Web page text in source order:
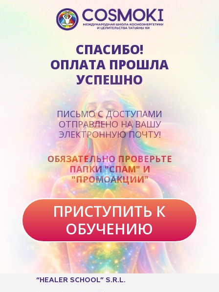
СПАСИБО!
ОПЛАТА ПРОШЛА
УСПЕШНО
ПИСЬМО С ДОСТУПАМИ
ОТПРАВЛЕНО НА ВАШУ
ЭЛЕКТРОННУЮ ПОЧТУ!
ОБЯЗАТЕЛЬНО ПРОВЕРЬТЕ
ПАПКИ "СПАМ" И
"ПРОМОАКЦИИ"
ПРИСТУПИТЬ К
ОБУЧЕНИЮ
“HEALER SCHOOL” S.R.L.